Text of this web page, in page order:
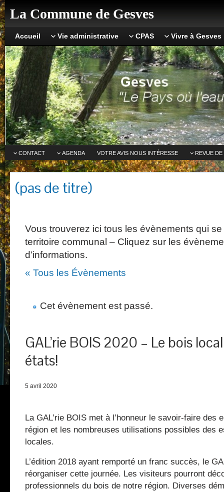
La Commune de Gesves
Accueil Vie administrative CPAS Vivre à Gesves
CONTACT AGENDA VOTRE AVIS NOUS INTÉRESSE REVUE DE
(pas de titre)
Vous trouverez ici tous les évènements qui
territoire communal – Cliquez sur les
d’informations.
« Tous les Évènements
Cet évènement est passé.
GAL’rie BOIS 2020 – Le bois
états!
5 avril 2020
La GAL’rie BOIS met à l’honneur le savoir-faire des
région et les nombreuses utilisations possibles des
locales.
L’édition 2018 ayant remporté un franc succès, le
réorganiser cette journée. Les visiteurs pourront
professionnels du bois de notre région. Diverses